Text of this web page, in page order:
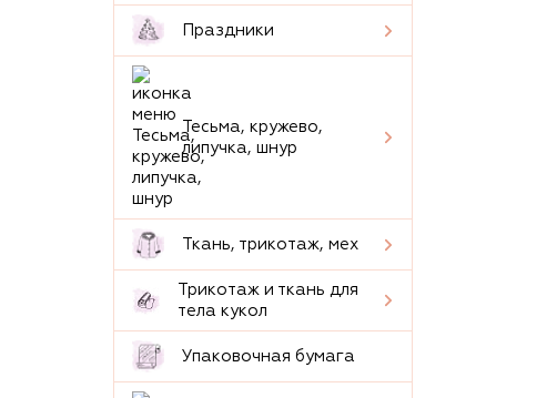
Праздники
Тесьма, кружево,
липучка, шнур
Ткань, трикотаж, мех
Трикотаж и ткань для
тела кукол
Упаковочная бумага